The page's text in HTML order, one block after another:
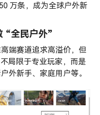
万条，成为全球户外新
“全民户外”
端赛道追求高溢价，但
局限于专业玩家，而是
外新手、家庭用户等。